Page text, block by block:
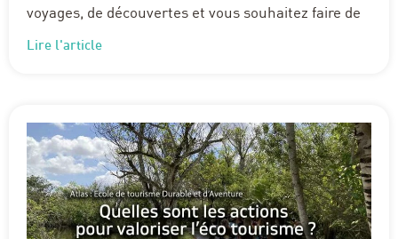
voyages, de découvertes et vous souhaitez faire de
Lire l'article